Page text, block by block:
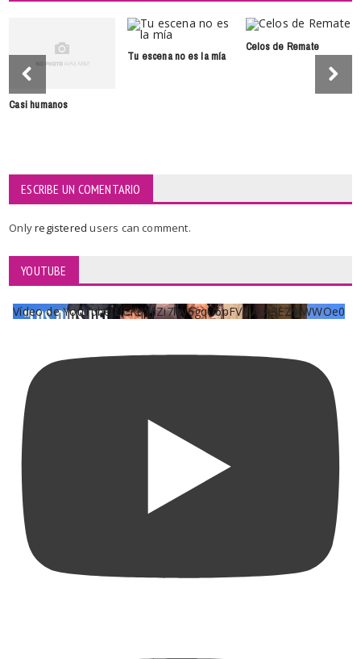
Casi humanos
Tu escena no es la mía
Celos de Remate
ESCRIBE UN COMENTARIO
Onlyregisteredusers can comment.
YOUTUBE
Vídeo de YouTube UCKqYjiZi7lzy6gqU6pFVFiA_A3EZ9JWWOe0